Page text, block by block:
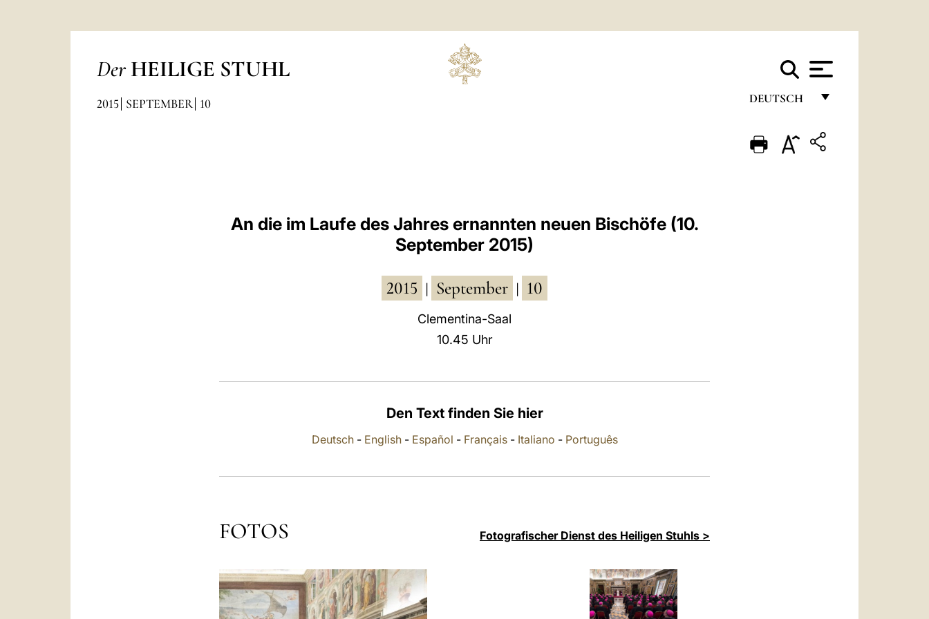
Der HEILIGE STUHL
DEUTSCH
ENGLISH
2015 SEPTEMBER 10
An die im Laufe des Jahres ernannten neuen Bischöfe (10.
September 2015)
2015 September 10
Clementina-Saal
10.45 Uhr
Den Text finden Sie hier
Deutsch- English- Español - Français- Italiano - Português
FOTOS Fotografischer Dienst des Heiligen Stuhls >